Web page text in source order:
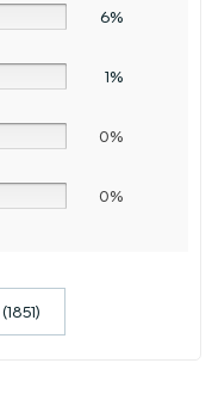
6%
1%
0%
0%